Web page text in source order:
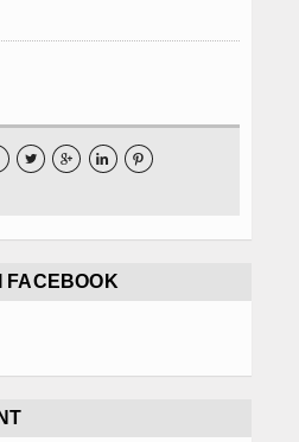
   
FACEBOOK